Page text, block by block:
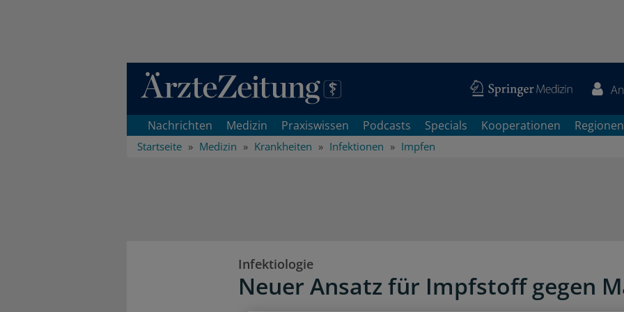
Direkt zum Inhaltsbereich
Nachrichten Medizin Praxiswissen Podcasts Specials Kooperationen Regionen
Startseite Medizin Krankheiten Infektionen Impfen
Infektiologie
Neuer Ansatz für Impfstoff gegen